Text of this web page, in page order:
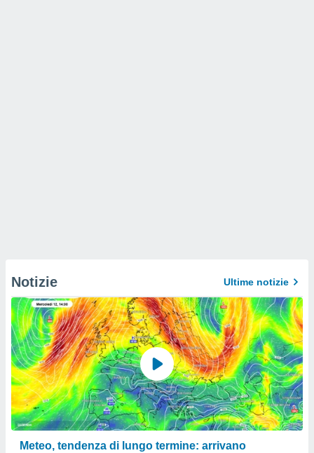
Notizie Ultime notizie
Meteo, tendenza di lungo termine: arrivano